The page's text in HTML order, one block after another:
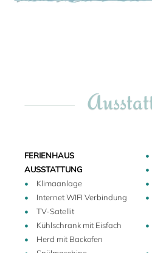
Alpen im Hinterland. An den
Marmi wählte einst Michelangelo
Die Marmorbrüche sind zwar
Forte dei Marmi ist heute als
berühmtesten Badeorte der
Sommervillen haben und sich
incognito unter die Leute
FERIENHAUS
AUSSTATTUNG
Klimaanlage
Internet WIFI Verbindung
TV-Satellit
Kühlschrank mit Eisfach
Herd mit Backofen